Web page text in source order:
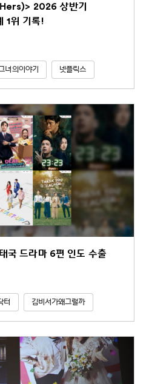
2026 상반기
1위 기록!
녀의이야기 넷플릭스
국 드라마 6편 인도 수출
터 김비서가왜그럴까